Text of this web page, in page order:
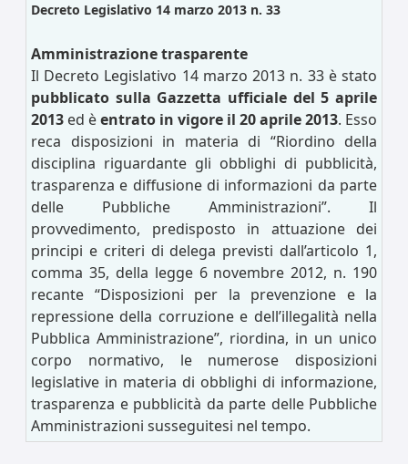
Decreto Legislativo 14 marzo 2013 n. 33
Amministrazione trasparente
Il Decreto Legislativo 14 marzo 2013 n. 33 è stato
pubblicato sulla Gazzetta ufficiale del 5 aprile
2013 ed èentrato in vigore il 20 aprile 2013. Esso
reca disposizioni in materia di “Riordino della
disciplina riguardante gli obblighi di pubblicità,
trasparenza e diffusione di informazioni da parte
delle Pubbliche Amministrazioni”. Il
provvedimento, predisposto in attuazione dei
principi e criteri di delega previsti dall’articolo 1,
comma 35, della legge 6 novembre 2012, n. 190
recante “Disposizioni per la prevenzione e la
repressione della corruzione e dell’illegalità nella
Pubblica Amministrazione”, riordina, in un unico
corpo normativo, le numerose disposizioni
legislative in materia di obblighi di informazione,
trasparenza e pubblicità da parte delle Pubbliche
Amministrazioni susseguitesi nel tempo.